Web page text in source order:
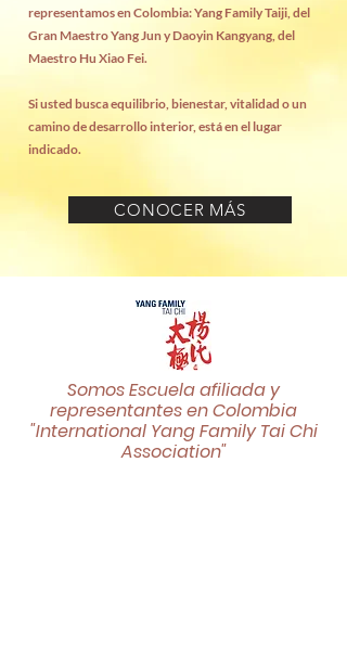
representamos en Colombia: Yang Family Taiji, del
Gran Maestro Yang Jun y Daoyin Kangyang, del
Maestro Hu Xiao Fei.
Si usted busca equilibrio, bienestar, vitalidad o un
camino de desarrollo interior, está en el lugar
indicado.
CONOCER MÁS
Somos Escuela afiliada y
representantes en Colombia
"International Yang Family Tai Chi
Association"